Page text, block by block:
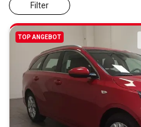
Filter
TOP ANGEBOT